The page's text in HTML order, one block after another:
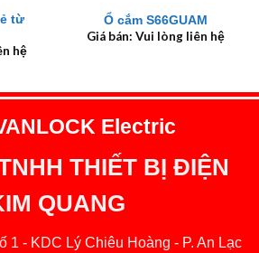
từ
hệ
Ổ cắm S66GUAM
Giá bán: Vui lòng liên hệ
Electric
THIẾT BỊ ĐIỆN
QUANG
1 - KDC Lý Chiêu Hoàng - P. An Lạc